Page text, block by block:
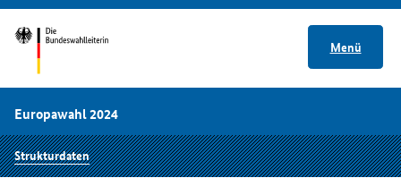
Menü
Europawahl 2024
Strukturdaten